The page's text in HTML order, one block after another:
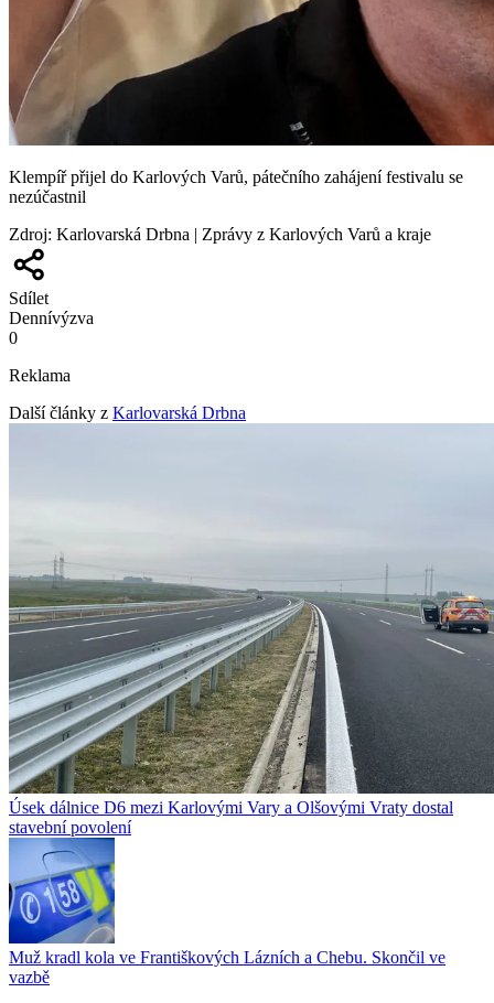
Klempíř přijel do Karlových Varů, pátečního zahájení festivalu se
nezúčastnil
Zdroj: Karlovarská Drbna | Zprávy z Karlových Varů a kraje
Sdílet
Dennívýzva
0
Reklama
Další články z Karlovarská Drbna
Úsek dálnice D6 mezi Karlovými Vary a Olšovými Vraty dostal
stavební povolení
Muž kradl kola ve Františkových Lázních a Chebu. Skončil ve
vazbě